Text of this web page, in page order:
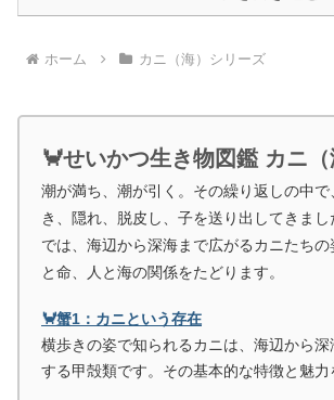
ホーム カニ（海）シリーズ
🦀せいかつ生き物図鑑 カニ
潮が満ち、潮が引く。その繰り返しの中
き、隠れ、脱皮し、子を送り出してきま
では、海辺から深海まで広がるカニたち
と命、人と海の関係をたどります。
🦀蟹1：カニという存在
横歩きの姿で知られるカニは、海辺から
する甲殻類です。その基本的な特徴と魅力